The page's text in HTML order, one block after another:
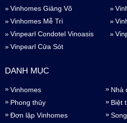
Vinhomes Giảng Võ
Vinhomes Mễ Trì
Vinpearl Condotel Vinoasis
Vinpearl Cửa Sót
DANH MỤC
Vinhomes
Nhà
Phong thủy
Biệt
Đơn lập Vinhomes